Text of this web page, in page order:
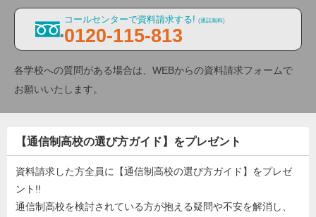
コールセンターで資料請求する! (通話無料)
0120-115-813
各学校への質問がある場合は、WEBからの資料請求フォームで
お願いいたします。
【通信制高校の選び方ガイド】をプレゼント
資料請求した方全員に【通信制高校の選び方ガイド】をプレゼ
ント!!
通信制高校を検討されている方が抱える疑問や不安を解消し、